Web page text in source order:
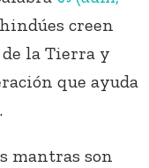
creen
la Tierra y
que ayuda
mantras son